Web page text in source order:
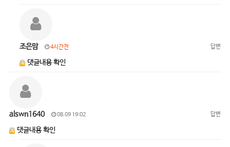
조은맘 4시간전 답변
댓글내용 확인
alswn1640 08.09 19:02 답변
댓글내용 확인